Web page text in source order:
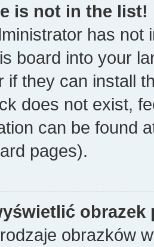
is not in the list!
has not
board into your
if they can install
does not exist,
can be found
pages).
obrazków